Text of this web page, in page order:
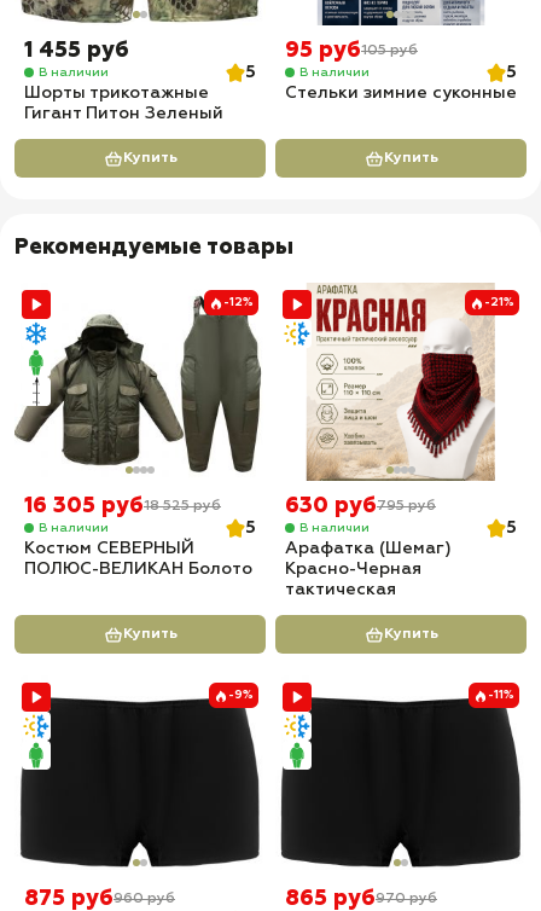
1 455 руб
В наличии
5
Шорты трикотажные
Гигант Питон Зеленый
Купить
95 руб105 руб
В наличии
5
Стельки зимние суконные
Купить
Рекомендуемые товары
-12%
16 305 руб18 525 руб
В наличии
5
Костюм СЕВЕРНЫЙ
ПОЛЮС-ВЕЛИКАН Болото
Купить
-21%
630 руб795 руб
В наличии
5
Арафатка (Шемаг)
Красно-Черная
тактическая
Купить
-9%
875 руб960 руб
-11%
865 руб970 руб